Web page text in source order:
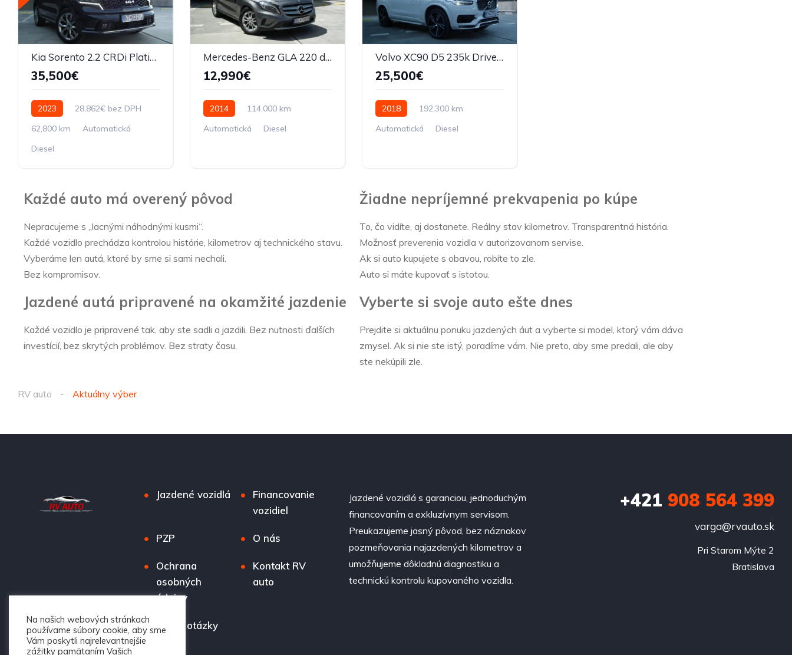
Kia Sorento 2.2 CRDi Platinum
35,500€
2023
28,862€ bez DPH
62,800 km
Automatická
Diesel
Mercedes-Benz GLA 220 d 4MATIC A/T
12,990€
2014
114,000 km
Automatická
Diesel
Volvo XC90 D5 235k Drive-E R-Design AWD A/T
25,500€
2018
192,300 km
Automatická
Diesel
Každé auto má overený pôvod
Nepracujeme s „lacnými náhodnými kusmi“.
Každé vozidlo prechádza kontrolou histórie, kilometrov aj technického stavu.
Vyberáme len autá, ktoré by sme si sami nechali.
Bez kompromisov.
Žiadne nepríjemné prekvapenia po kúpe
To, čo vidíte, aj dostanete. Reálny stav kilometrov. Transparentná história.
Možnosť preverenia vozidla v autorizovanom servise.
Ak si auto kupujete s obavou, robíte to zle.
Auto si máte kupovať s istotou.
Jazdené autá pripravené na okamžité jazdenie
Každé vozidlo je pripravené tak, aby ste sadli a jazdili. Bez nutnosti ďalších
investícií, bez skrytých problémov. Bez straty času.
Vyberte si svoje auto ešte dnes
Prejdite si aktuálnu ponuku jazdených áut a vyberte si model, ktorý vám dáva
zmysel. Ak si nie ste istý, poradíme vám. Nie preto, aby sme predali, ale aby
ste nekúpili zle.
RV auto Aktuálny výber
Jazdené vozidlá
Financovanie
vozidiel
PZP O nás
Ochrana
osobných
údajov
Kontakt RV
auto
Časté otázky
Jazdené vozidlá s garanciou, jednoduchým
financovaním a exkluzívnym servisom.
Preukazujeme jasný pôvod, bez náznakov
pozmeňovania najazdených kilometrov a
umožňujeme dôkladnú diagnostiku a
technickú kontrolu kupovaného vozidla.
+421 908 564 399
varga@rvauto.sk
Pri Starom Mýte 2
Bratislava
Na našich webových stránkach
používame súbory cookie, aby sme
Vám poskytli najrelevantnejšie
zážitky pamätaním Vašich